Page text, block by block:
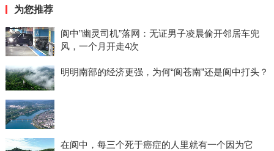
为您推荐
阆中”幽灵司机”落网：无证男子凌晨偷开邻居车兜
风，一个月开走4次
明明南部的经济更强，为何“阆苍南”还是阆中打头？
在阆中，每三个死于癌症的人里就有一个因为它